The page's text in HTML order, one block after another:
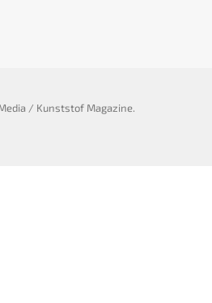
/ Kunststof Magazine.